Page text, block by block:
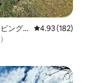
ング
レビュー182
4.93 (182)